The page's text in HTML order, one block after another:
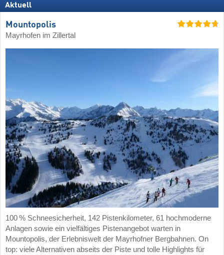
Aktuell
Mountopolis
Mayrhofen im Zillertal
100 % Schneesicherheit, 142 Pistenkilometer, 61 hochmoderne
Anlagen sowie ein vielfältiges Pistenangebot warten in
Mountopolis, der Erlebniswelt der Mayrhofner Bergbahnen. On
top: viele Alternativen abseits der Piste und tolle Highlights für